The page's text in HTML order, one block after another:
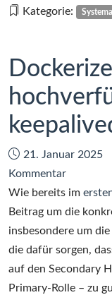
Alloy,
Loki
und
Grafana
Kategorie:
Datum:
21. Januar 2025
Kommentarzu
Pi-
Hole
mit
Wie bereits im
Beitrag um die
insbesondere um
die dafür sorgen,
auf den Secondary
Primary-Rolle – zu